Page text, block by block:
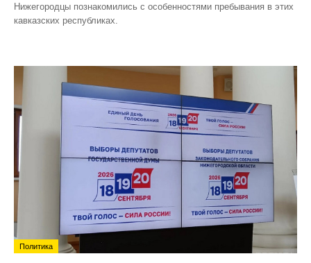
Нижегородцы познакомились с особенностями пребывания в этих
кавказских республиках.
Политика